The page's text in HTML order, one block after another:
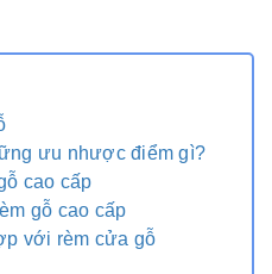
ưu nhược điểm gì?
cao cấp
gỗ cao cấp
với rèm cửa gỗ